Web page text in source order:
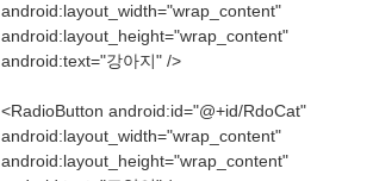
android:layout_width="wrap_content"
android:layout_height="wrap_content"
android:text="강아지" />
<RadioButton android:id="@+id/RdoCat"
android:layout_width="wrap_content"
android:layout_height="wrap_content"